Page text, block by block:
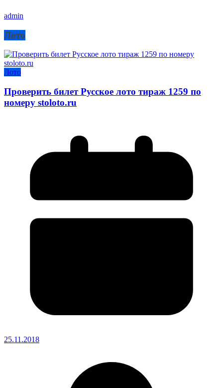
admin
Лото
Лото
Проверить билет Русское лото тираж 1259 по
номеру stoloto.ru
25.11.2018